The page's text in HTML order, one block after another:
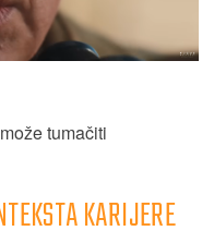
tumačiti
KARIJERE